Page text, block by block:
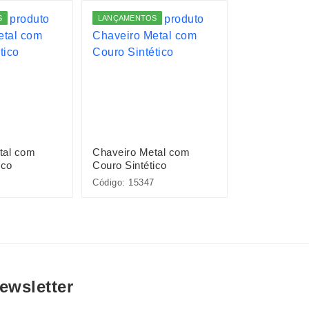
com
LANÇAMENTOS
Chaveiro Metal com
Couro Sintético
Código: 15347